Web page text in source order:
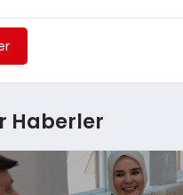
Haberler